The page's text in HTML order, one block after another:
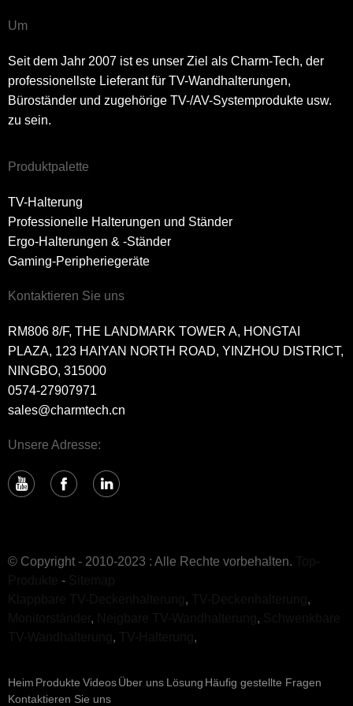
Um
Seit dem Jahr 2007 ist es unser Ziel als Charm-Tech, der
professionellste Lieferant für TV-Wandhalterungen,
Büroständer und zugehörige TV-/AV-Systemprodukte usw.
zu sein.
Produktpalette
TV-Halterung
Professionelle Halterungen und Ständer
Ergo-Halterungen & -Ständer
Gaming-Peripheriegeräte
Kontaktieren Sie uns
RM806 8/F, THE LANDMARK TOWER A, HONGTAI
PLAZA, 123 HAIYAN NORTH ROAD, YINZHOU DISTRICT,
NINGBO, 315000
0574-27907971
sales@charmtech.cn
Unsere Adresse:
© Copyright - 2010-2023 : Alle Rechte vorbehalten.
-
,
,
, ,
, ,
Heim Produkte Videos Über uns Lösung Häufig gestellte Fragen
Kontaktieren Sie uns